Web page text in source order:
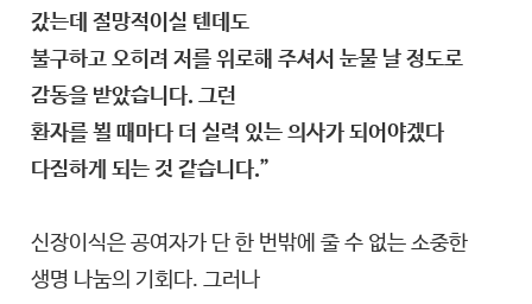
갔는데 절망적이실 텐데도
불구하고 오히려 저를 위로해 주셔서 눈물 날 정도로
감동을 받았습니다. 그런
환자를 뵐 때마다 더 실력 있는 의사가 되어야겠다
다짐하게 되는 것 같습니다.”
신장이식은 공여자가 단 한 번밖에 줄 수 없는 소중한
생명 나눔의 기회다. 그러나